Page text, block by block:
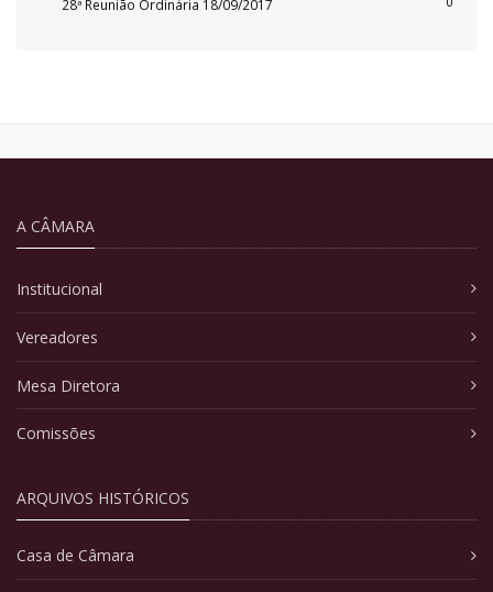
28ª Reunião Ordinária 18/09/2017
A CÂMARA
Institucional
Vereadores
Mesa Diretora
Comissões
ARQUIVOS HISTÓRICOS
Casa de Câmara